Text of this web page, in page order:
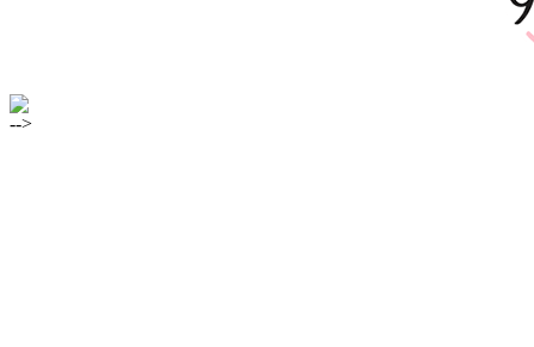
-->